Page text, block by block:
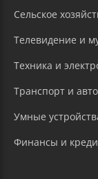
Сельское
Телевидение и
Техника и
Транспорт и
Умные
Финансы и